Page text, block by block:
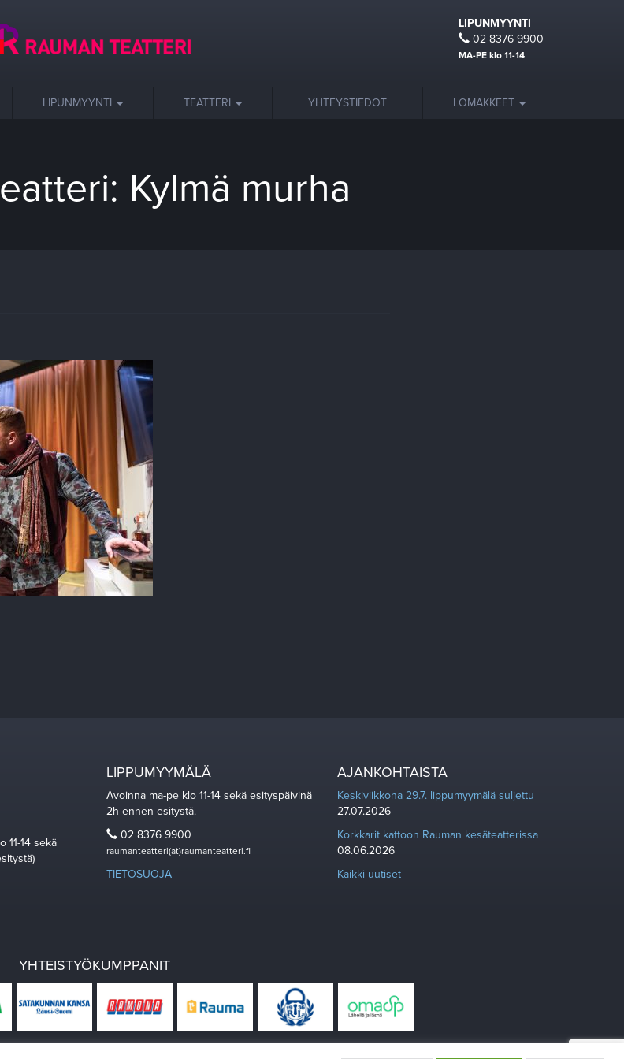
LIPUNMYYNTI
02 8376 9900
MA-PE klo 11-14
LIPUNMYYNTI TEATTERI YHTEYSTIEDOT LOMAKKEET
Kylmä murha
11-14 sekä
LIPPUMYYMÄLÄ
Avoinna ma-pe klo 11-14 sekä esityspäivinä
2h ennen esitystä.
02 8376 9900
raumanteatteri(at)raumanteatteri.fi
TIETOSUOJA
AJANKOHTAISTA
Keskiviikkona 29.7. lippumyymälä suljettu
27.07.2026
Korkkarit kattoon Rauman kesäteatterissa
08.06.2026
Kaikki uutiset
YHTEISTYÖKUMPPANIT